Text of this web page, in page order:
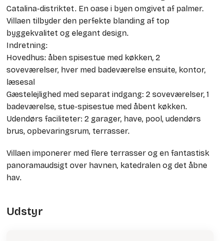
Catalina-distriktet. En oase i byen omgivet af palmer.
Villaen tilbyder den perfekte blanding af top
byggekvalitet og elegant design.
Indretning:
Hovedhus: åben spisestue med køkken, 2
soveværelser, hver med badeværelse ensuite, kontor,
læsesal
Gæstelejlighed med separat indgang: 2 soveværelser, 1
badeværelse, stue-spisestue med åbent køkken.
Udendørs faciliteter: 2 garager, have, pool, udendørs
brus, opbevaringsrum, terrasser.
Villaen imponerer med flere terrasser og en fantastisk
panoramaudsigt over havnen, katedralen og det åbne
hav.
Udstyr